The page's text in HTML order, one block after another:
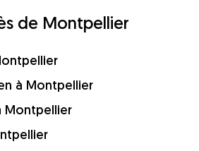
de Montpellier
à Montpellier
Montpellier